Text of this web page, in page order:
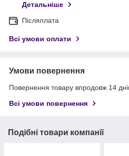
Детальніше
Післяплата
Всі умови оплати
Умови повернення
Повернення товару впродовж 14
Всі умови повернення
Подібні товари компанії